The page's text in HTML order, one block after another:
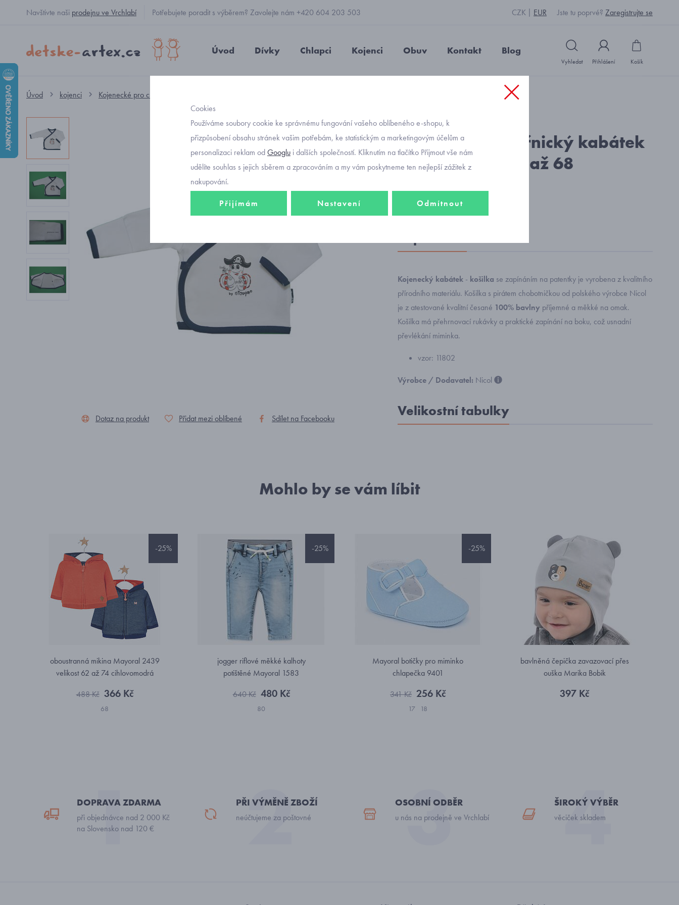
Navštivte naši prodejnu ve Vrchlabí Potřebujete poradit s výběrem? Zavolejte nám +420 604 203 503 CZK EUR Jste tu poprvé? Zaregistrujte se
Úvod Dívky Chlapci Kojenci Obuv Kontakt Blog
Vyhledat Přihlášení Košík
Úvod kojenci Kojenecké pro chlapečky
-30%
Dotaz na produkt Přidat mezi oblíbené Sdílet na Facebooku
Objednávací kód: J1499_bílomodrá
bavlněný námořnický kabátek
pirát velikost 56 až 68
Kojenecký kabátek - košilka se zapínáním na patentky je vyrobena z kvalitního
přírodního materiálu. Košilka s pirátem chobotničkou od polského výrobce Nicol
je z atestované kvalitní česané 100% bavlny příjemné a měkké na omak.
Košilka má přehrnovací rukávky a praktické zapínání na boku, což usnadní
převlékání miminka.
vzor: 11802
Výrobce / Dodavatel: Nicol
Velikostní tabulky
Mohlo by se vám líbit
-25%
oboustranná mikina Mayoral 2439
velikost 62 až 74 cihlovomodrá
488 Kč 366 Kč
68
-25%
jogger riflové měkké kalhoty
potištěné Mayoral 1583
640 Kč 480 Kč
80
-25%
Mayoral botičky pro miminko
chlapečka 9401
341 Kč 256 Kč
17 18
bavlněná čepička zavazovací přes
ouška Marika Bobik
397 Kč
DOPRAVA ZDARMA
při objednávce nad 2 000 Kč
na Slovensko nad 120 €
PŘI VÝMĚNĚ ZBOŽÍ
neúčtujeme za poštovné
OSOBNÍ ODBĚR
u nás na prodejně ve Vrchlabí
ŠIROKÝ VÝBĚR
věciček skladem
Cookies
Používáme soubory cookie ke správnému fungování vašeho oblíbeného e-shopu, k
přizpůsobení obsahu stránek vašim potřebám, ke statistickým a marketingovým účelům a
personalizaci reklam odGooglu i dalších společností. Kliknutím na tlačítko Přijmout vše nám
udělíte souhlas s jejich sběrem a zpracováním a my vám poskytneme ten nejlepší zážitek z
nakupování.
Přijímám Nastavení Odmítnout